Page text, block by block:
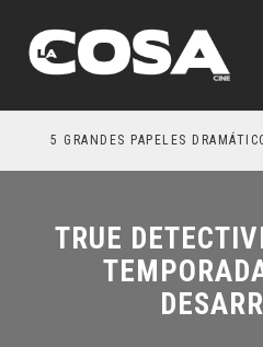
5 GRANDES PAPELES
TRUE